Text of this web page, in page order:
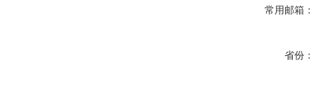
常用邮箱：
省份：